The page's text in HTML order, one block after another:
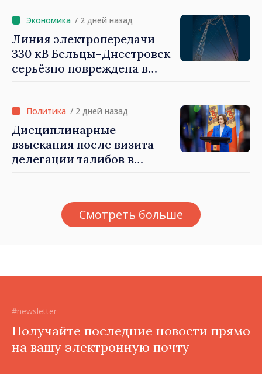
быть свободными и
честными»
/ 2 дней назад
Линия электропередачи
330 кВ Бельцы–Днестровск
серьёзно повреждена в
/ 2 дней назад
Дисциплинарные
взыскания после визита
делегации талибов в
занимающие высокие
должности, не знают
Смотреть больше
#newsletter
Получайте последние новости прямо
на вашу электронную почту